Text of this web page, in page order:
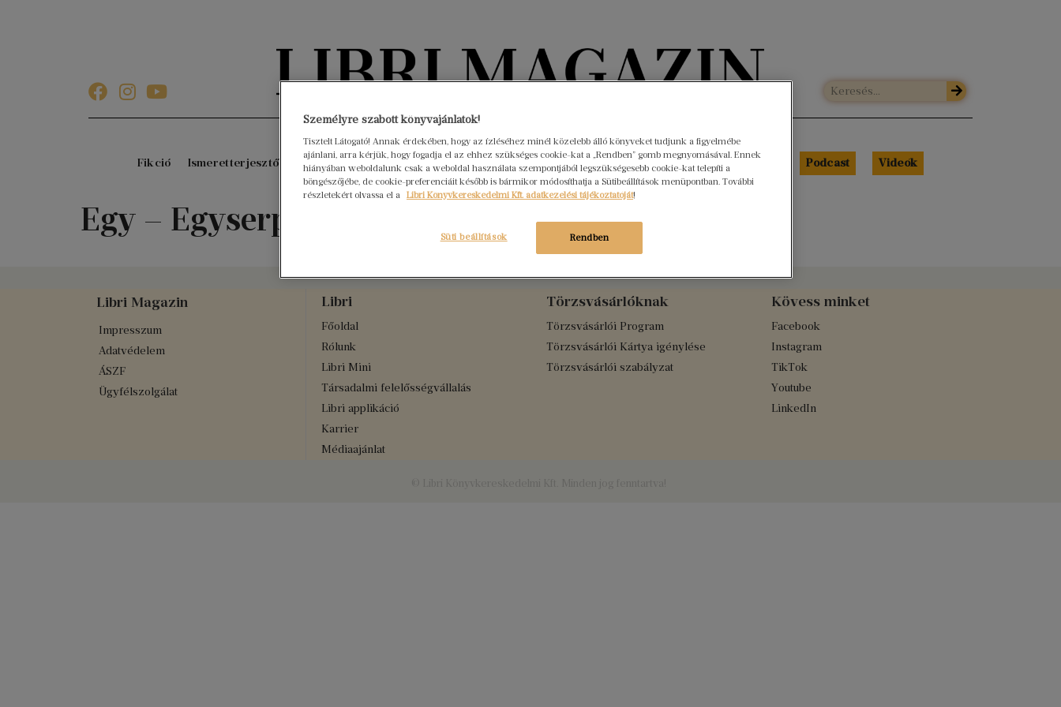
Könyvektől az olvasókig
Fikció Ismeretterjesztő Gyerekkönyvek Interjúk Beleolvasó A hónap könyvei HÍREK Libri Portré Podcast Videók
Egy – Egyserpenyős csodák
Libri Magazin
Impresszum
Adatvédelem
ÁSZF
Ügyfélszolgálat
Libri
Főoldal
Rólunk
Libri Mini
Társadalmi felelősségvállalás
Libri applikáció
Karrier
Médiaajánlat
Törzsvásárlóknak
Törzsvásárlói Program
Törzsvásárlói Kártya igénylése
Törzsvásárlói szabályzat
Kövess minket
Facebook
Instagram
TikTok
Youtube
LinkedIn
Személyre szabott könyvajánlatok!
Tisztelt Látogató! Annak érdekében, hogy az ízléséhez minél közelebb álló könyveket tudjunk a figyelmébe
ajánlani, arra kérjük, hogy fogadja el az ehhez szükséges cookie-kat a „Rendben” gomb megnyomásával. Ennek
hiányában weboldalunk csak a weboldal használata szempontjából legszükségesebb cookie-kat telepíti a
böngészőjébe, de cookie-preferenciáit később is bármikor módosíthatja a Sütibeállítások menüpontban. További
részletekért olvassa el a Libri Könyvkereskedelmi Kft. adatkezelési tájékoztatóját!
Rendben
Süti beállítások